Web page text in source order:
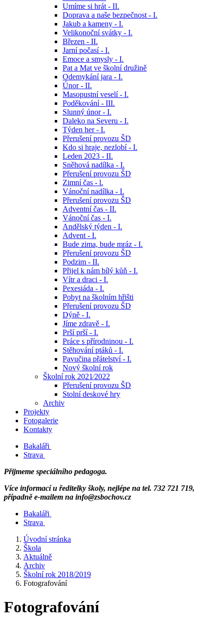
Umíme si hrát - II.
Doprava a naše bezpečnost - I.
Jakub a kameny - I.
Velikonoční svátky - I.
Březen - II.
Jarní počasí - I.
Emoce a smysly - I.
Pat a Mat ve školní družině
Odemykání jara - I.
Únor - II.
Masopustní veselí - I.
Poděkování - III.
Slunný únor - I.
Daleko na Severu - I.
Týden her - I.
Přerušení provozu ŠD
Kdo si hraje, nezlobí - I.
Leden 2023 - II.
Sněhová nadílka - I.
Přerušení provozu ŠD
Zimní čas - l.
Vánoční nadílka - I.
Přerušení provozu ŠD
Adventní čas - II.
Vánoční čas - I.
Andělský týden - I.
Advent - I.
Bude zima, bude mráz - I.
Přerušení provozu ŠD
Podzim - II.
Přijel k nám bílý kůň - I.
Vítr a draci - I.
Pexesiáda - I.
Pobyt na školním hřišti
Přerušení provozu ŠD
Dýně - I.
Jíme zdravě - I.
Prší prší - I.
Práce s přírodninou - I.
Stěhování ptáků - I.
Pavučina přátelství - I.
Nový školní rok
Školní rok 2021⁄2022
Přerušení provozu ŠD
Stolní deskové hry
Archiv
Projekty
Fotogalerie
Kontakty
Bakaláři
Strava
Přijmeme speciálního pedagoga.
Více informací u ředitelky školy, nejlépe na tel. 732 721 719,
případně e-mailem na info@zsbochov.cz
Bakaláři
Strava
Úvodní stránka
Škola
Aktuálně
Archiv
Školní rok 2018/2019
Fotografování
Fotografování